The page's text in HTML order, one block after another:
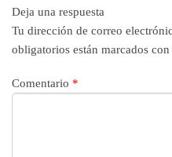
Deja una respuesta
Tu dirección de correo
obligatorios están marcados con
Comentario *